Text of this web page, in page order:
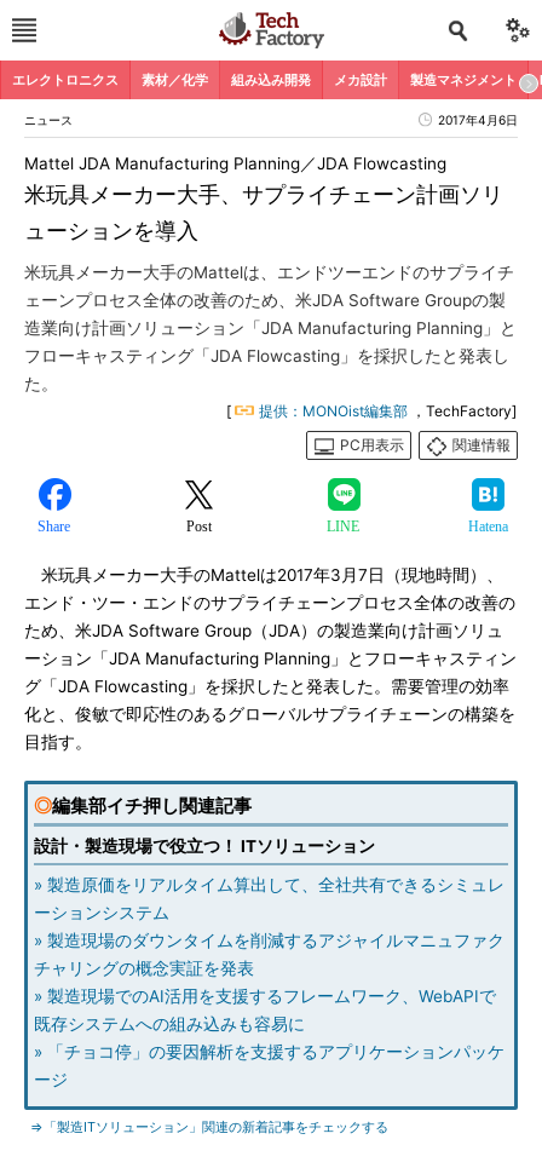
エレクトロニクス 素材／化学 組み込み開発 メカ設計 製造マネジメント
ニュース 2017年4月6日
米玩具メーカー大手、サプライチェーン計画ソリ
ューションを導入
Mattel JDA Manufacturing Planning／JDA Flowcasting
米玩具メーカー大手のMattelは、エンドツーエンドのサプライチ
ェーンプロセス全体の改善のため、米JDA Software Groupの製
造業向け計画ソリューション「JDA Manufacturing Planning」と
フローキャスティング「JDA Flowcasting」を採択したと発表し
た。
[ 提供：MONOist編集部 ，TechFactory]
PC用表示
関連情報
Share Post LINE Hatena
米玩具メーカー大手のMattelは2017年3月7日（現地時間）、
エンド・ツー・エンドのサプライチェーンプロセス全体の改善の
ため、米JDA Software Group（JDA）の製造業向け計画ソリュ
ーション「JDA Manufacturing Planning」とフローキャスティン
グ「JDA Flowcasting」を採択したと発表した。需要管理の効率
化と、俊敏で即応性のあるグローバルサプライチェーンの構築を
目指す。
◎編集部イチ押し関連記事
設計・製造現場で役立つ！ ITソリューション
» 製造原価をリアルタイム算出して、全社共有できるシミュレ
ーションシステム
» 製造現場のダウンタイムを削減するアジャイルマニュファク
チャリングの概念実証を発表
» 製造現場でのAI活用を支援するフレームワーク、WebAPIで
既存システムへの組み込みも容易に
» 「チョコ停」の要因解析を支援するアプリケーションパッケ
ージ
⇒「製造ITソリューション」関連の新着記事をチェックする